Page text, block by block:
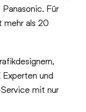
Für
mehr als 20
Experten und
mit nur